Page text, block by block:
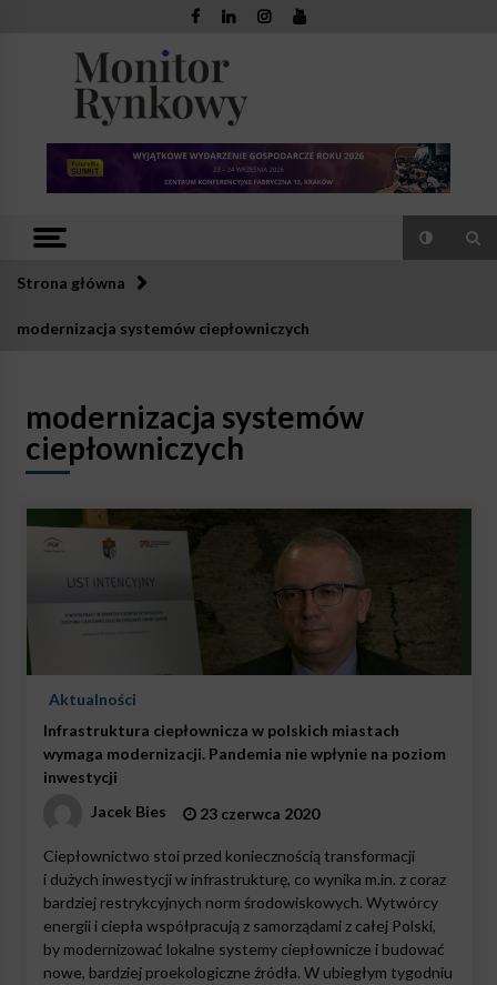
Monitor
Rynkowy
Strona główna
modernizacja systemów ciepłowniczych
modernizacja systemów
ciepłowniczych
Aktualności
Infrastruktura ciepłownicza w polskich miastach
wymaga modernizacji. Pandemia nie wpłynie na poziom
inwestycji
Jacek Bies
23 czerwca 2020
Ciepłownictwo stoi przed koniecznością transformacji
i dużych inwestycji w infrastrukturę, co wynika m.in. z coraz
bardziej restrykcyjnych norm środowiskowych. Wytwórcy
energii i ciepła współpracują z samorządami z całej Polski,
by modernizować lokalne systemy ciepłownicze i budować
nowe, bardziej proekologiczne źródła. W ubiegłym tygodniu